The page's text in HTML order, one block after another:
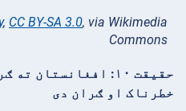
, CC BY-SA 3.0, via Wikimedia
Commons
حقیقت ۱۰:
خطرناک او ګران دی